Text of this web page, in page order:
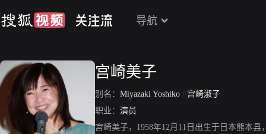
导航
宫崎美子
别名： Miyazaki Yoshiko / 宫崎淑子
职业： 演员
宫崎美子，1958年12月11日出生于日本熊本